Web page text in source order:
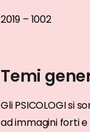
2019 – 1002
Temi
Gli PSICOLOGI si
ad immagini forti